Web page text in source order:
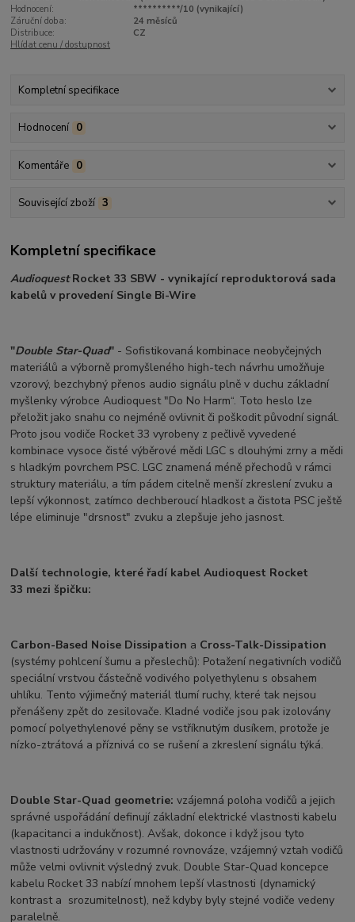
Hodnocení:
**********/10 (vynikající)
Záruční doba:
24 měsíců
Distribuce:
CZ
Hlídat cenu / dostupnost
Kompletní specifikace
Hodnocení 0
Komentáře 0
Související zboží 3
Kompletní specifikace
AudioquestRocket 33 SBW - vynikající reproduktorová sada
kabelů v provedení Single Bi-Wire
"Double Star-Quad" - Sofistikovaná kombinace neobyčejných
materiálů a výborně promyšleného high-tech návrhu umožňuje
vzorový, bezchybný přenos audio signálu plně v duchu základní
myšlenky výrobce Audioquest "Do No Harm“. Toto heslo lze
přeložit jako snahu co nejméně ovlivnit či poškodit původní signál.
Proto jsou vodiče Rocket 33 vyrobeny z pečlivě vyvedené
kombinace vysoce čisté výběrové mědi LGC s dlouhými zrny a mědi
s hladkým povrchem PSC. LGC znamená méně přechodů v rámci
struktury materiálu, a tím pádem citelně menší zkreslení zvuku a
lepší výkonnost, zatímco dechberoucí hladkost a čistota PSC ještě
lépe eliminuje "drsnost" zvuku a zlepšuje jeho jasnost.
Další technologie, které řadí kabel Audioquest Rocket
33 mezi špičku:
Carbon-Based Noise Dissipation a Cross-Talk-Dissipation
(systémy pohlcení šumu a přeslechů): Potažení negativních vodičů
speciální vrstvou částečně vodivého polyethylenu s obsahem
uhlíku. Tento výjimečný materiál tlumí ruchy, které tak nejsou
přenášeny zpět do zesilovače. Kladné vodiče jsou pak izolovány
pomocí polyethylenové pěny se vstříknutým dusíkem, protože je
nízko-ztrátová a příznivá co se rušení a zkreslení signálu týká.
Double Star-Quad geometrie: vzájemná poloha vodičů a jejich
správné uspořádání definují základní elektrické vlastnosti kabelu
(kapacitanci a indukčnost). Avšak, dokonce i když jsou tyto
vlastnosti udržovány v rozumné rovnováze, vzájemný vztah vodičů
může velmi ovlivnit výsledný zvuk. Double Star-Quad koncepce
kabelu Rocket 33 nabízí mnohem lepší vlastnosti (dynamický
kontrast a srozumitelnost), než kdyby byly stejné vodiče vedeny
paralelně.